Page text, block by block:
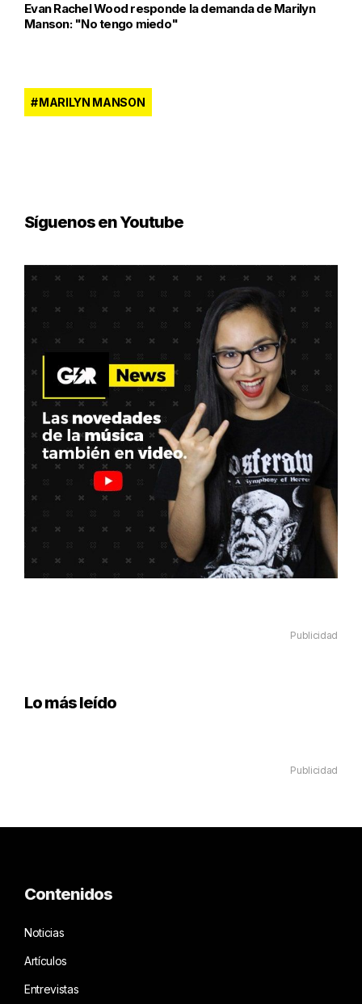
Evan Rachel Wood responde la demanda de Marilyn
Manson: "No tengo miedo"
MARILYN MANSON
Síguenos en Youtube
Publicidad
Lo más leído
Publicidad
Contenidos
Noticias
Artículos
Entrevistas